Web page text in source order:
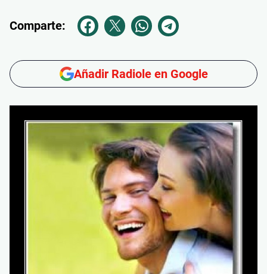
Comparte:
Añadir Radiole en Google